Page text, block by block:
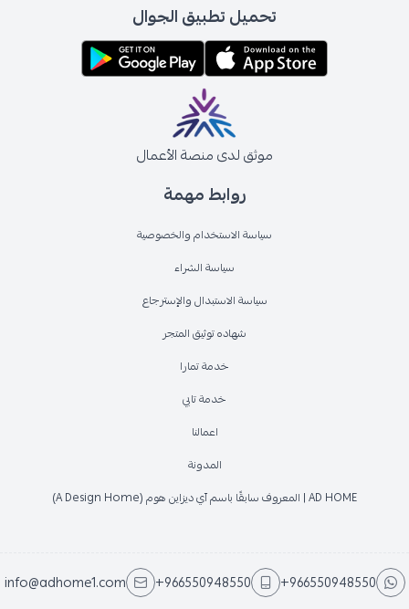
روابط مهمة
سياسة الاستخدام والخصوصية
سياسة الشراء
سياسة الاستبدال والإسترجاع
شهاده توثيق المتجر
خدمة تمارا
خدمة تابي
اعمالنا
المدونة
AD HOME | المعروف سابقًا باسم آي ديزاين هوم (A Design Home)
تحميل تطبيق الجوال
موثق لدى منصة الأعمال
+966550948550
+966550948550
info@adhome1.com